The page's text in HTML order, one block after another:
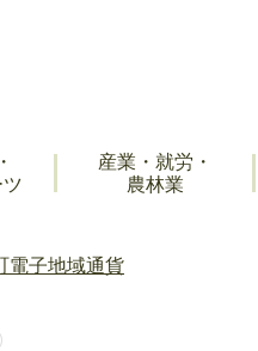
産業・就労・
農林業
電子地域通貨